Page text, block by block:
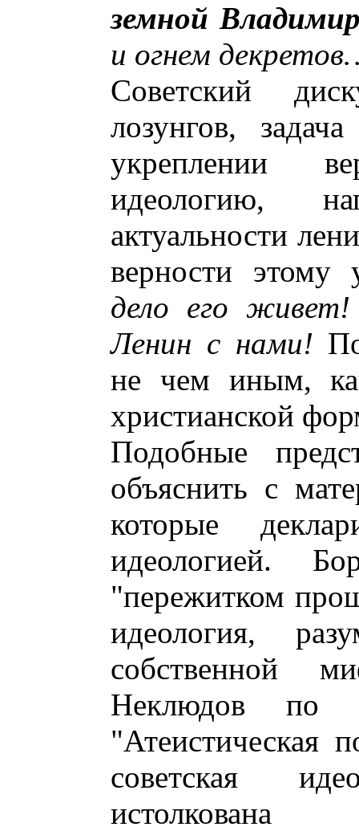
земной
и огнем
Советский
лозунгов,
укреплении
идеологию,
актуальности
верности
дело его
Ленин с нами!
не чем иным,
христианской
Подобные
объяснить с
которые
идеологией.
"пережитком
идеология,
собственной
Неклюдов по
"Атеистическая
советская